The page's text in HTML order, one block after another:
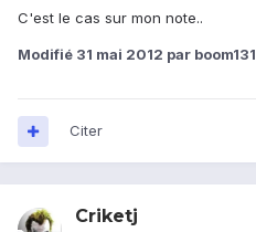
C'est le cas sur mon note..
Modifié 31 mai 2012 par boom131
Citer
Criketj